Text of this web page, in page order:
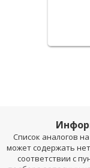
Список аналогов
может содержать
соответствии с